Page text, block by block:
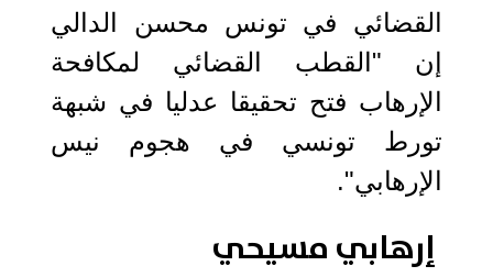
القضائي في تونس محسن الدالي
إن "القطب القضائي لمكافحة
الإرهاب فتح تحقيقا عدليا في شبهة
تورط تونسي في هجوم نيس
الإرهابي".
إرهابي مسيحي